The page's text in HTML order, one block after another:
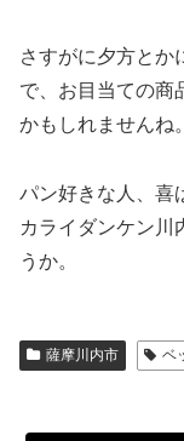
さすがに夕方とか
で、お目当ての商
かもしれませんね。
パン好きな人、喜
カライダンケン川
うか。
薩摩川内市 ベ